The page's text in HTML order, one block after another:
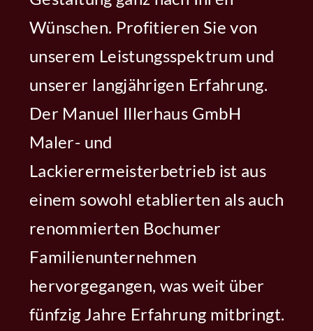
Wünschen. Profitieren Sie von
unserem Leistungsspektrum und
unserer langjährigen Erfahrung.
Der Manuel Illerhaus GmbH
Maler- und
Lackierermeisterbetrieb ist aus
einem sowohl etablierten als auch
renommierten Bochumer
Familienunternehmen
hervorgegangen, was weit über
fünfzig Jahre Erfahrung mitbringt.